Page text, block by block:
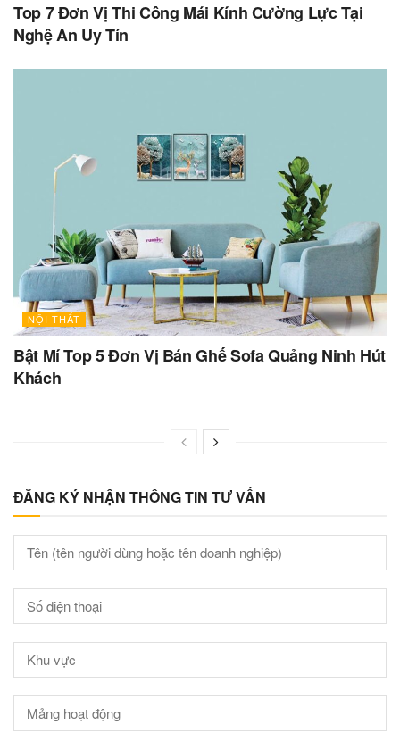
Top 7 Đơn Vị Thi Công Mái Kính Cường Lực Tại
Nghệ An Uy Tín
NỘI THẤT
Bật Mí Top 5 Đơn Vị Bán Ghế Sofa Quảng Ninh Hút
Khách
ĐĂNG KÝ NHẬN THÔNG TIN TƯ VẤN